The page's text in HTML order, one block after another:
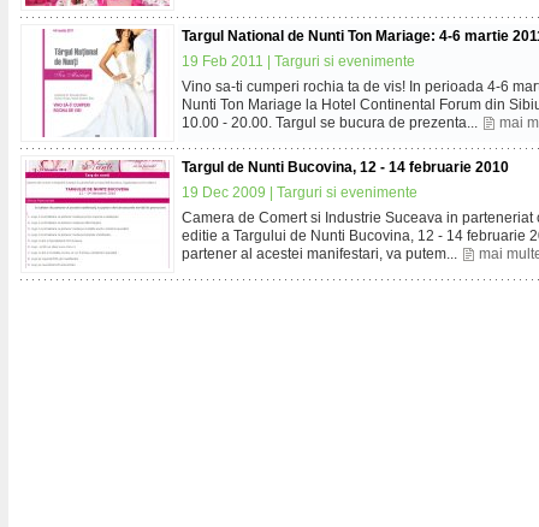
Targul National de Nunti Ton Mariage: 4-6 martie
19 Feb 2011 | Targuri si evenimente
Vino sa-ti cumperi rochia ta de vis! In perioada 4-6
Nunti Ton Mariage la Hotel Continental Forum din
10.00 - 20.00. Targul se bucura de prezenta...
mai
Targul de Nunti Bucovina, 12 - 14 februarie 2010
19 Dec 2009 | Targuri si evenimente
Camera de Comert si Industrie Suceava in
editie a Targului de Nunti Bucovina, 12 - 14 februarie
partener al acestei manifestari, va putem...
mai